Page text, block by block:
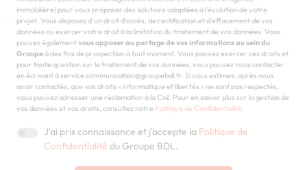
immobilière) pour vous proposer des solutions adaptées à l'évolution de votre
projet. Vous disposez d'un droit d'accès, de rectification et d'effacement de vos
données ou exercer votre droit à la limitation du traitement de vos données. Vous
pouvez égalementvous opposer au partage de vos informations au sein du
Groupeà des fins de prospection à tout moment. Vous pouvez exercer ces droits et
pour toute question sur le traitement de vos données, vous pouvez nous contacter
en écrivant à service communication@groupebdl.fr. Si vous estimez, après nous
avoir contactés, que vos droits « informatique et libertés » ne sont pas respectés,
vous pouvez adresser une réclamation à la Cnil. Pour en savoir plus sur la gestion de
vos données et vos droits, consultez notre Politique de Confidentialité.
J'ai pris connaissance et j'accepte la Politique de
Confidentialité du Groupe BDL.